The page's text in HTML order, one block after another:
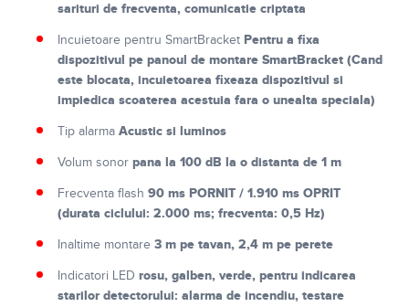
sarituri de frecventa, comunicatie criptata
Incuietoare pentru SmartBracket Pentru a fixa
dispozitivul pe panoul de montare SmartBracket (Cand
este blocata, incuietoarea fixeaza dispozitivul si
impiedica scoaterea acestuia fara o unealta speciala)
Tip alarma Acustic si luminos
Volum sonor pana la 100 dB la o distanta de 1 m
Frecventa flash 90 ms PORNIT / 1.910 ms OPRIT
(durata ciclului: 2.000 ms; frecventa: 0,5 Hz)
Inaltime montare 3 m pe tavan, 2,4 m pe perete
Indicatori LED rosu, galben, verde, pentru indicarea
starilor detectorului: alarma de incendiu, testare